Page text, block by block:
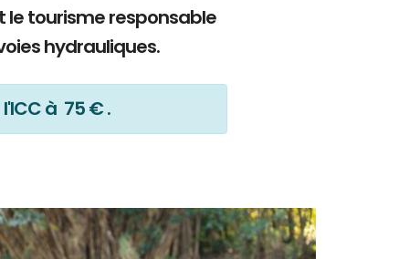
le tourisme responsable
hydrauliques.
à 75 € .